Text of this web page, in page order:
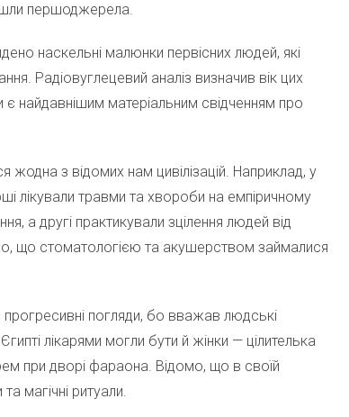
першоджерела.
наскельні малюнки первісних людей, які
Радіовуглецевий аналіз визначив вік цих
найдавнішим матеріальним свідченням про
жодна з відомих нам цивілізацій. Наприклад, у
лікували травми та хвороби на емпіричному
а другі практикували зцілення людей від
що стоматологією та акушерством займалися
погляди, бо вважав людські
лікарями могли бути й жінки — цілителька
при дворі фараона. Відомо, що в своїй
магічні ритуали.